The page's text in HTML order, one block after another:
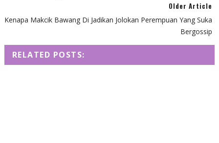
Older Article
Kenapa Makcik Bawang Di Jadikan Jolokan Perempuan Yang Suka
Bergossip
RELATED POSTS: